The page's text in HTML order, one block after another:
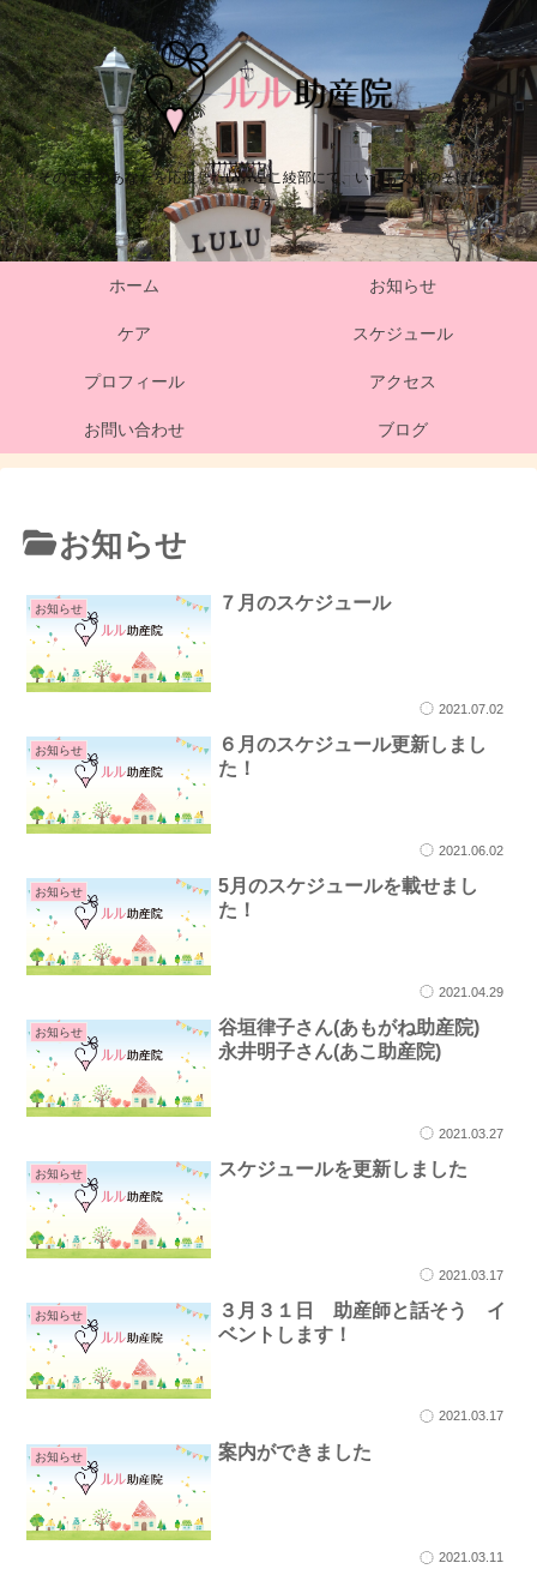
そのままのあなたを応援したい。ここ綾部にて、いつも女性のそばにい
ます。
ホーム お知らせ
ケア スケジュール
プロフィール アクセス
お問い合わせ ブログ
お知らせ
お知らせ ７月のスケジュール
2021.07.02
お知らせ
６月のスケジュール更新しまし
た！
2021.06.02
お知らせ
5月のスケジュールを載せまし
た！
2021.04.29
お知らせ
谷垣律子さん(あもがね助産院)
永井明子さん(あこ助産院)
2021.03.27
お知らせ スケジュールを更新しました
2021.03.17
お知らせ
３月３１日 助産師と話そう イ
ベントします！
2021.03.17
お知らせ 案内ができました
2021.03.11